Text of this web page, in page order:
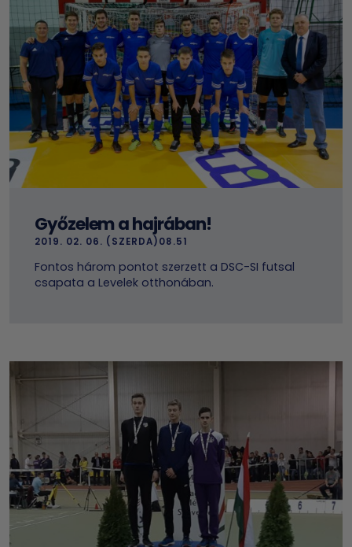
Győzelem a hajrában!
2019. 02. 06. (SZERDA)08.51
Fontos három pontot szerzett a DSC-SI futsal
csapata a Levelek otthonában.